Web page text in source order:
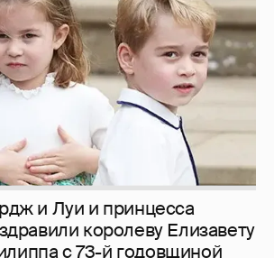
и Луи и принцесса
королеву Елизавету
с 73-й годовщиной